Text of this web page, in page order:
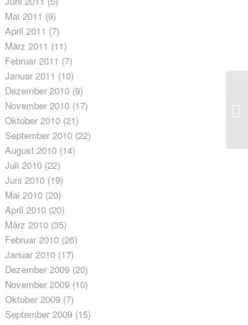
Mai 2011 (9)
April 2011 (7)
März 2011 (11)
Februar 2011 (7)
Januar 2011 (10)
Dezember 2010 (9)
November 2010 (17)
Oktober 2010 (21)
September 2010 (22)
August 2010 (14)
Juli 2010 (22)
Juni 2010 (19)
Mai 2010 (20)
April 2010 (20)
März 2010 (35)
Februar 2010 (26)
Januar 2010 (17)
Dezember 2009 (20)
November 2009 (10)
Oktober 2009 (7)
September 2009 (15)